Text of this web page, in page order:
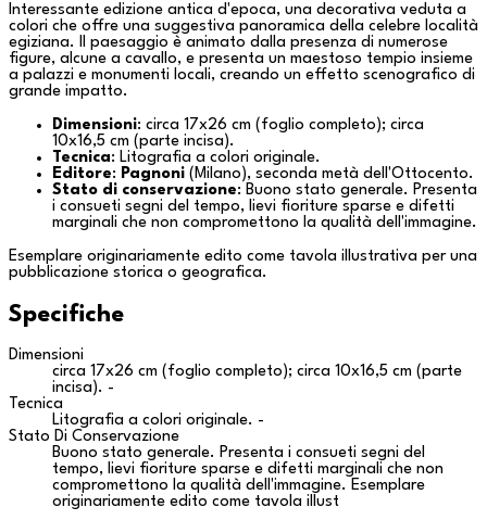
Interessante edizione antica d'epoca, una decorativa veduta a
colori che offre una suggestiva panoramica della celebre località
egiziana. Il paesaggio è animato dalla presenza di numerose
figure, alcune a cavallo, e presenta un maestoso tempio insieme
a palazzi e monumenti locali, creando un effetto scenografico di
grande impatto.
Dimensioni: circa 17x26 cm (foglio completo); circa
10x16,5 cm (parte incisa).
Tecnica: Litografia a colori originale.
Editore: Pagnoni ( Milano), seconda metà dell'Ottocento.
Stato di conservazione: Buono stato generale. Presenta
i consueti segni del tempo, lievi fioriture sparse e difetti
marginali che non compromettono la qualità dell'immagine.
Esemplare originariamente edito come tavola illustrativa per una
pubblicazione storica o geografica.
Specifiche
Dimensioni
circa 17x26 cm (foglio completo); circa 10x16,5 cm (parte
incisa). -
Tecnica
Litografia a colori originale. -
Stato Di Conservazione
Buono stato generale. Presenta i consueti segni del
tempo, lievi fioriture sparse e difetti marginali che non
compromettono la qualità dell'immagine. Esemplare
originariamente edito come tavola illust